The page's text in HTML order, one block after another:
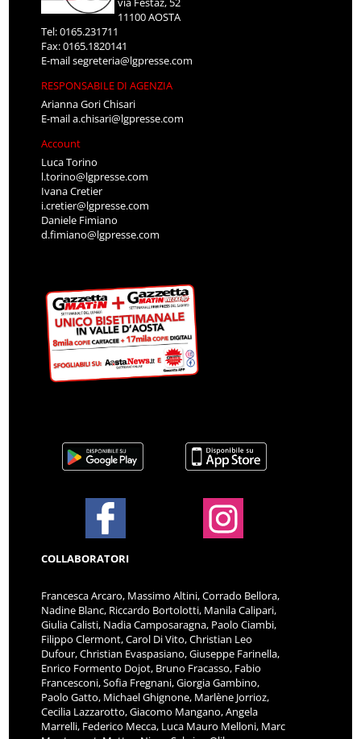
11100 AOSTA
Tel: 0165.231711
Fax: 0165.1820141
E-mailsegreteria@lgpresse.com
RESPONSABILE DI AGENZIA
Arianna Gori Chisari
E-maila.chisari@lgpresse.com
Account
Luca Torino
l.torino@lgpresse.com
Ivana Cretier
i.cretier@lgpresse.com
Daniele Fimiano
d.fimiano@lgpresse.com
COLLABORATORI
Francesca Arcaro, Massimo Altini, Corrado Bellora,
Nadine Blanc, Riccardo Bortolotti, Manila Calipari,
Giulia Calisti, Nadia Camposaragna, Paolo Ciambi,
Filippo Clermont, Carol Di Vito, Christian Leo
Dufour, Christian Evaspasiano, Giuseppe Farinella,
Enrico Formento Dojot, Bruno Fracasso, Fabio
Francesconi, Sofia Fregnani, Giorgia Gambino,
Paolo Gatto, Michael Ghignone, Marlène Jorrioz,
Cecilia Lazzarotto, Giacomo Mangano, Angela
Marrelli, Federico Mecca, Luca Mauro Melloni, Marc